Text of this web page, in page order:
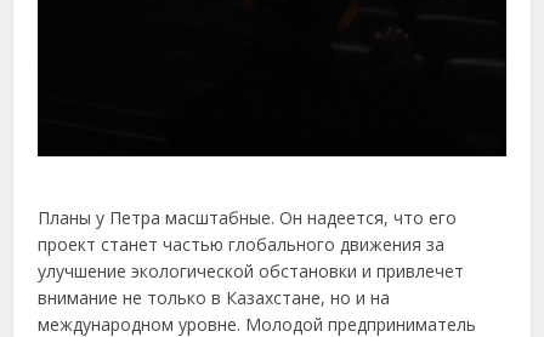
Планы у Петра масштабные. Он надеется, что его
проект станет частью глобального движения за
улучшение экологической обстановки и привлечет
внимание не только в Казахстане, но и на
международном уровне. Молодой предприниматель